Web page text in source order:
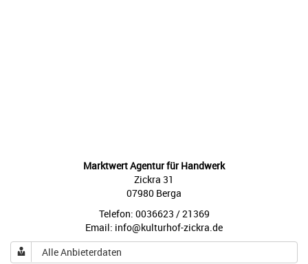
Marktwert Agentur für Handwerk
Zickra 31
07980 Berga
Telefon: 0036623 / 21369
Email: info@kulturhof-zickra.de
Alle Anbieterdaten